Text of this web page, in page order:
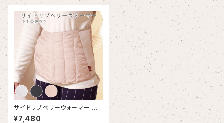
サイドリブベリーウォーマー 羽
毛の腹巻き｜リサイクルダウン
¥7,480